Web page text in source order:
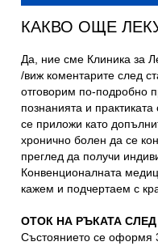
КАКВО ОЩЕ
Да, ние сме Клиника за
/виж коментарите след
отговорим по-подробно
познанията и
се приложи като
хронично болен да се
преглед да получи
Конвенционалната
кажем и подчертаем с
OТОК НА РЪКАТА
Състоянието се оформя